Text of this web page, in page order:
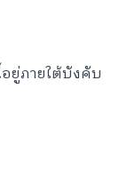
ยู่ภายใต้บังคับ